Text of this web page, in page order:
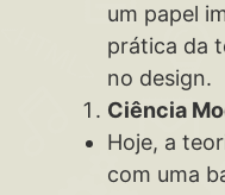
um papel
prática da
no design.
Ciência
Hoje, a
com uma